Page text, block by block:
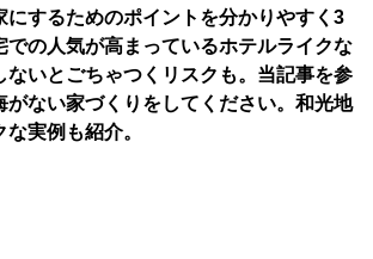
にするためのポイントを分かりやすく3
での人気が高まっているホテルライクな
ないとごちゃつくリスクも。当記事を参
がない家づくりをしてください。和光地
実例も紹介。